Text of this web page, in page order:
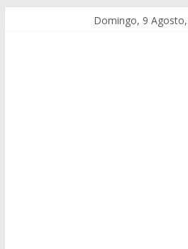
Domingo, 9